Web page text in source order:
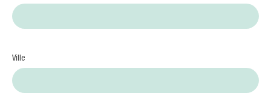
Ville